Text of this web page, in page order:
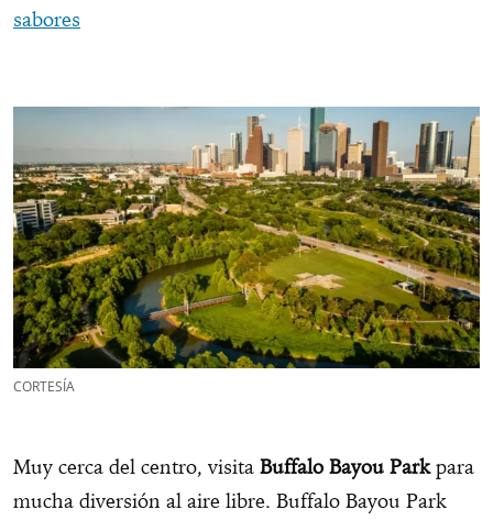
sabores
CORTESÍA
Muy cerca del centro, visita Buffalo Bayou Parkpara
mucha diversión al aire libre. Buffalo Bayou Park